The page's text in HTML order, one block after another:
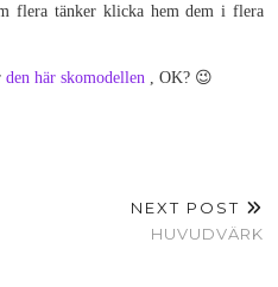
flera tänker klicka hem dem i flera
den här skomodellen , OK? 😉
NEXT POST
HUVUDVÄRK